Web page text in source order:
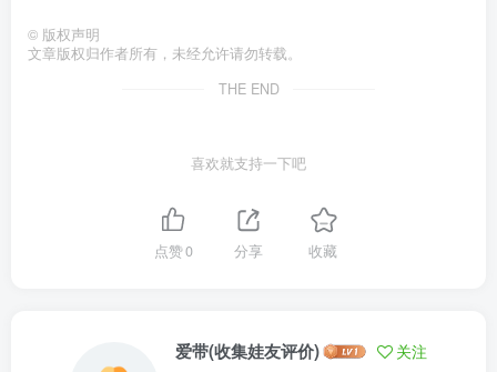
© 版权声明
文章版权归作者所有，未经允许请勿转载。
THE END
喜欢就支持一下吧
点赞0 分享 收藏
爱带(收集娃友评价) 关注